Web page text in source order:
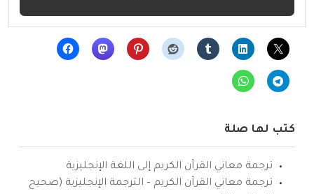
كتب لها صلة
ترجمة معاني القرآن الكريم إلى اللغة الإنجليزية
ترجمة معاني القرآن الكريم – الترجمة الإنجليزية (صحيح